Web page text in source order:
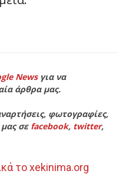
Newsγια να
άρθρα μας.
φωτογραφίες,
σε facebook, twitter,
το xekinima.org